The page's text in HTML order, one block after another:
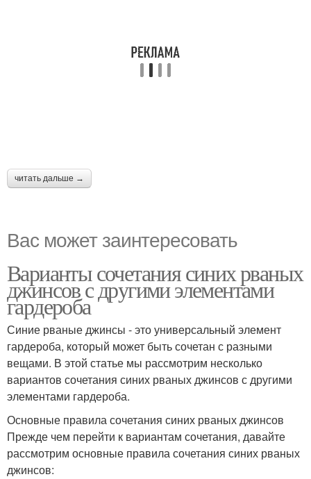
читать дальше →
Вас может заинтересовать
Варианты сочетания синих рваных
джинсов с другими элементами
гардероба
Синие рваные джинсы - это универсальный элемент
гардероба, который может быть сочетан с разными
вещами. В этой статье мы рассмотрим несколько
вариантов сочетания синих рваных джинсов с другими
элементами гардероба.
Основные правила сочетания синих рваных джинсов
Прежде чем перейти к вариантам сочетания, давайте
рассмотрим основные правила сочетания синих рваных
джинсов: